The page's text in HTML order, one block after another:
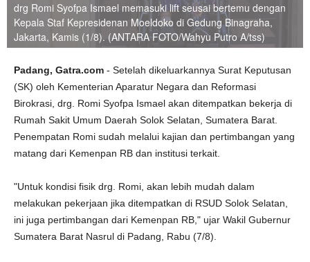
drg Romi Syofpa Ismael memasuki lift seusai bertemu dengan
Kepala Staf Kepresidenan Moeldoko di Gedung Binagraha,
Jakarta, Kamis (1/8). (ANTARA FOTO/Wahyu Putro A/tss)
Padang, Gatra.com - Setelah dikeluarkannya Surat Keputusan
(SK) oleh Kementerian Aparatur Negara dan Reformasi
Birokrasi, drg. Romi Syofpa Ismael akan ditempatkan bekerja di
Rumah Sakit Umum Daerah Solok Selatan, Sumatera Barat.
Penempatan Romi sudah melalui kajian dan pertimbangan yang
matang dari Kemenpan RB dan institusi terkait.
"Untuk kondisi fisik drg. Romi, akan lebih mudah dalam
melakukan pekerjaan jika ditempatkan di RSUD Solok Selatan,
ini juga pertimbangan dari Kemenpan RB," ujar Wakil Gubernur
Sumatera Barat Nasrul di Padang, Rabu (7/8).